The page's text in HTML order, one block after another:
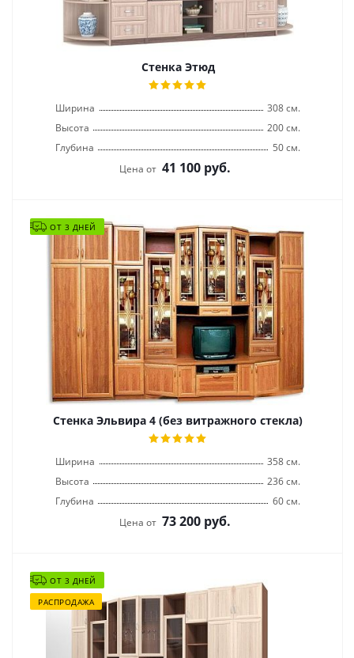
Стенка Этюд
Ширина
308 см.
Высота
200 см.
Глубина
50 см.
Цена от 41 100 руб.
ОТ 3 ДНЕЙ
Стенка Эльвира 4 (без витражного стекла)
Ширина
358 см.
Высота
236 см.
Глубина
60 см.
Цена от 73 200 руб.
ОТ 3 ДНЕЙ
РАСПРОДАЖА